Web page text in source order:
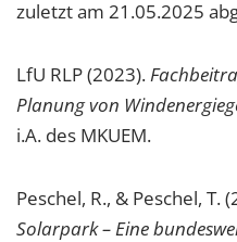
zuletzt am 21.05.2025
LfU RLP (2023).
Planung von
i.A. des MKUEM.
Peschel, R., & Peschel, T.
Solarpark – Eine